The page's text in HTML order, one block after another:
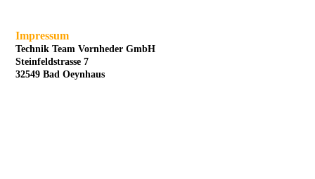
Impressum
Technik Team Vornheder GmbH
Steinfeldstrasse 7
32549 Bad Oeynhaus